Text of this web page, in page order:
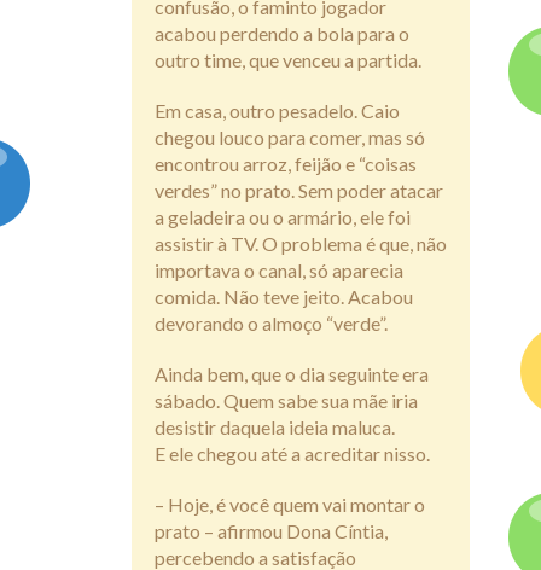
confusão, o faminto jogador
acabou perdendo a bola para o
outro time, que venceu a partida.
Em casa, outro pesadelo. Caio
chegou louco para comer, mas só
encontrou arroz, feijão e “coisas
verdes” no prato. Sem poder atacar
a geladeira ou o armário, ele foi
assistir à TV. O problema é que, não
importava o canal, só aparecia
comida. Não teve jeito. Acabou
devorando o almoço “verde”.
Ainda bem, que o dia seguinte era
sábado. Quem sabe sua mãe iria
desistir daquela ideia maluca.
E ele chegou até a acreditar nisso.
– Hoje, é você quem vai montar o
prato – afirmou Dona Cíntia,
percebendo a satisfação